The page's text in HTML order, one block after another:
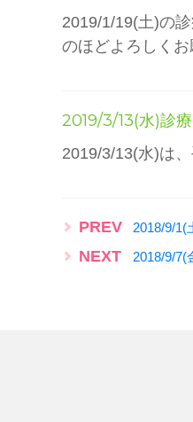
2019/1/19(土)の
のほどよろしくお
2019/3/13(水)診
2019/3/13(水)は
PREV 2018/9/1(
NEXT 2018/9/7(